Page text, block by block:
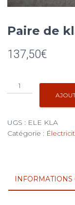
Paire de
137,50€
quantité
de
klaxon
2
UGS : ELE KLA
Catégorie :